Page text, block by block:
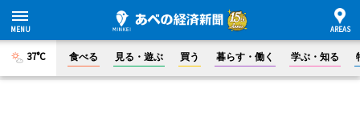
37°C 食べる 見る・遊ぶ 買う 暮らす・働く 学ぶ・知る